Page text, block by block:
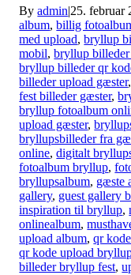
Byadmin|25. februar
album,billig
med upload,bryllup
mobil,bryllup
bryllup billeder qr
billeder upload gæster
fest billeder gæster,
bryllup fotoalbum
upload gæster,
bryllupsbilleder fra
online,digitalt
fotoalbum bryllup,
bryllupsalbum, gæste
gallery, guest gallery
inspiration til bryllup,
onlinealbum,
upload album,qr
qr kode upload
billeder bryllup fest,